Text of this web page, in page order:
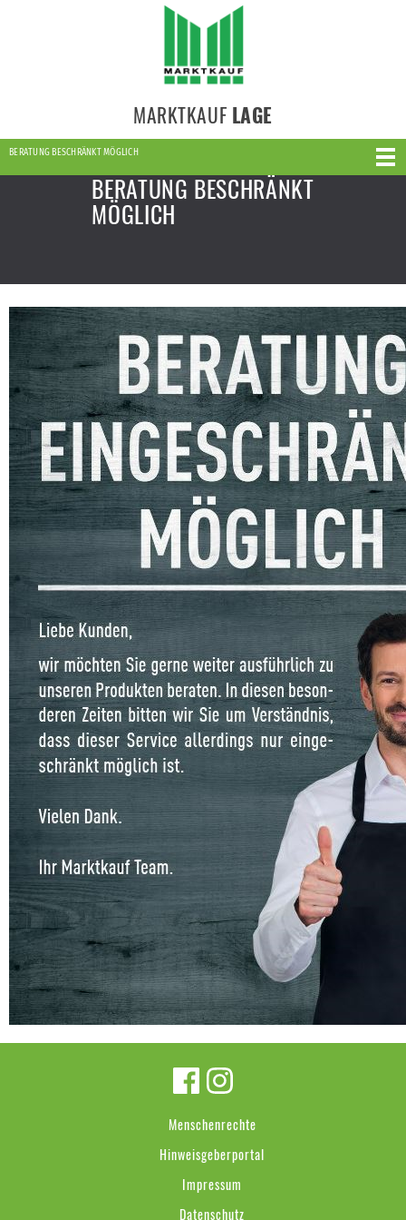
MARKTKAUF LAGE
BERATUNG BESCHRÄNKT MÖGLICH
BERATUNG BESCHRÄNKT
MÖGLICH
Menschenrechte
Hinweisgeberportal
Impressum
Datenschutz